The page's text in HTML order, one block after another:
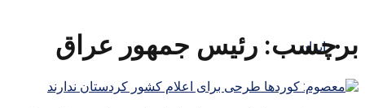
ایران
برچسب: رئیس جمهور عراق